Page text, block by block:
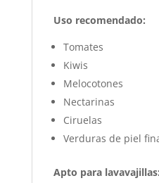
Uso recomendado:
Tomates
Kiwis
Melocotones
Nectarinas
Ciruelas
Verduras de piel
Apto para lavavajillas: